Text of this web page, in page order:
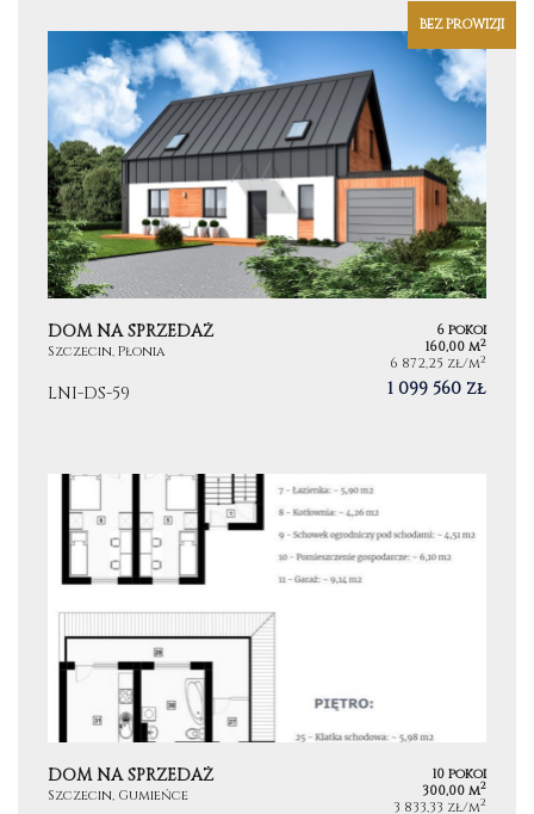
BEZ PROWIZJI
DOM NA SPRZEDAŻ
Szczecin, Płonia
6 pokoi
160,00 m2
6 872,25 zł/m2
LNI-DS-59 1 099 560 zł
DOM NA SPRZEDAŻ
Szczecin, Gumieńce
10 pokoi
300,00 m2
3 833,33 zł/m2